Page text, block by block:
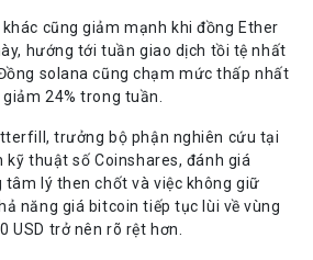
cũng giảm mạnh khi đồng Ether
hướng tới tuần giao dịch tồi tệ nhất
solana cũng chạm mức thấp nhất
24% trong tuần.
trưởng bộ phận nghiên cứu tại
kỹ thuật số Coinshares, đánh giá
tâm lý then chốt và việc không giữ
năng giá bitcoin tiếp tục lùi về vùng
USD trở nên rõ rệt hơn.